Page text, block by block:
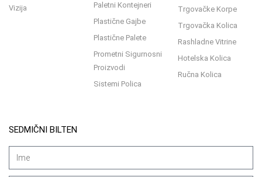
Vizija
Paletni Kontejneri
Plastične Gajbe
Plastične Palete
Prometni Sigurnosni
Proizvodi
Sistemi Polica
Trgovačke Korpe
Trgovačka Kolica
Rashladne Vitrine
Hotelska Kolica
Ručna Kolica
SEDMIČNI BILTEN